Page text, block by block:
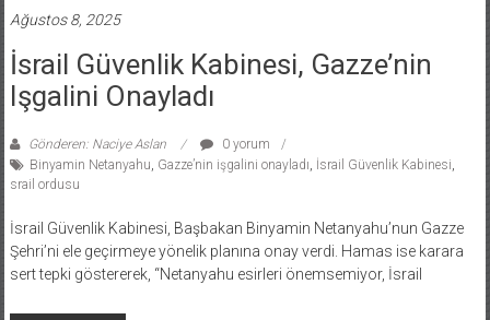
Ağustos 8, 2025
İsrail Güvenlik Kabinesi, Gazze’nin
Işgalini Onayladı
Gönderen: Naciye Aslan
0 yorum
Binyamin Netanyahu Gazze’nin işgalini onayladı İsrail Güvenlik Kabinesi
srail ordusu
İsrail Güvenlik Kabinesi, Başbakan Binyamin Netanyahu’nun Gazze
Şehri’ni ele geçirmeye yönelik planına onay verdi. Hamas ise karara
sert tepki göstererek, “Netanyahu esirleri önemsemiyor, İsrail